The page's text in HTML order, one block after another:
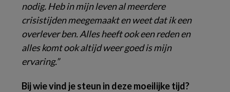
nodig. Heb in mijn leven al meerdere
crisistijden meegemaakt en weet dat ik een
overlever ben. Alles heeft ook een reden en
alles komt ook altijd weer goed is mijn
ervaring.”
Bij wie vind je steun in deze moeilijke tijd?